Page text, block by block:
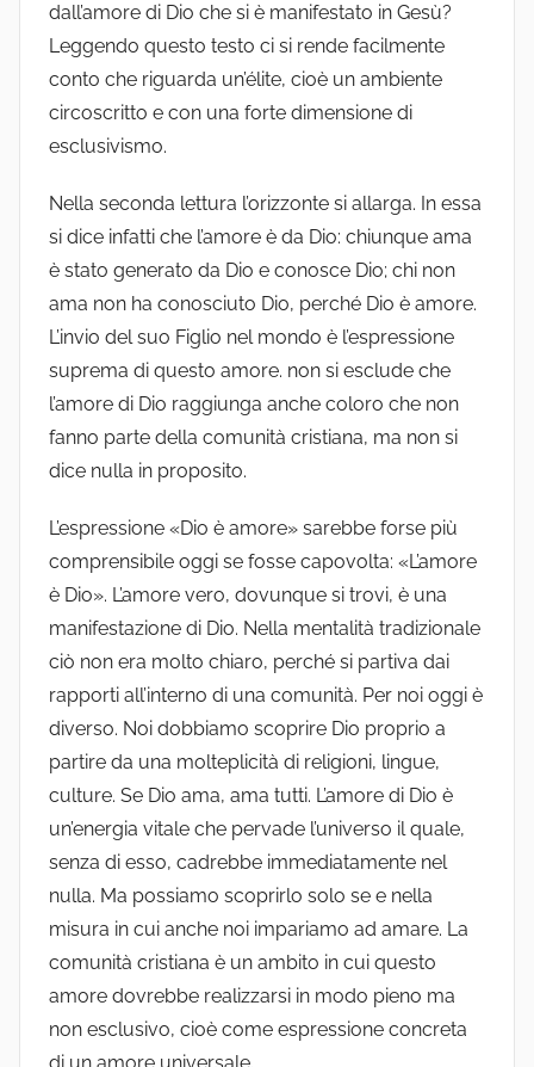
dall’amore di Dio che si è manifestato in Gesù?
Leggendo questo testo ci si rende facilmente
conto che riguarda un’élite, cioè un ambiente
circoscritto e con una forte dimensione di
esclusivismo.
Nella seconda lettura l’orizzonte si allarga. In essa
si dice infatti che l’amore è da Dio: chiunque ama
è stato generato da Dio e conosce Dio; chi non
ama non ha conosciuto Dio, perché Dio è amore.
L’invio del suo Figlio nel mondo è l’espressione
suprema di questo amore. non si esclude che
l’amore di Dio raggiunga anche coloro che non
fanno parte della comunità cristiana, ma non si
dice nulla in proposito.
L’espressione «Dio è amore» sarebbe forse più
comprensibile oggi se fosse capovolta: «L’amore
è Dio». L’amore vero, dovunque si trovi, è una
manifestazione di Dio. Nella mentalità tradizionale
ciò non era molto chiaro, perché si partiva dai
rapporti all’interno di una comunità. Per noi oggi è
diverso. Noi dobbiamo scoprire Dio proprio a
partire da una molteplicità di religioni, lingue,
culture. Se Dio ama, ama tutti. L’amore di Dio è
un’energia vitale che pervade l’universo il quale,
senza di esso, cadrebbe immediatamente nel
nulla. Ma possiamo scoprirlo solo se e nella
misura in cui anche noi impariamo ad amare. La
comunità cristiana è un ambito in cui questo
amore dovrebbe realizzarsi in modo pieno ma
non esclusivo, cioè come espressione concreta